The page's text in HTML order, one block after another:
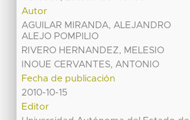
Autor
AGUILAR MIRANDA, ALEJANDRO
ALEJO POMPILIO
RIVERO HERNANDEZ, MELESIO
INOUE CERVANTES, ANTONIO
Fecha de publicación
2010-10-15
Editor